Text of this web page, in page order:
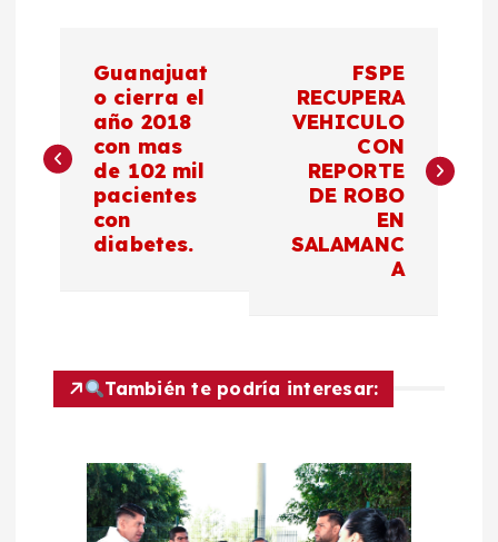
v
c
Guanajuat
o cierra el
año 2018
con mas
de 102 mil
pacientes
con
diabetes.
FSPE
RECUPERA
VEHICULO
CON
REPORTE
DE ROBO
EN
SALAMANC
A
También te podría interesar: